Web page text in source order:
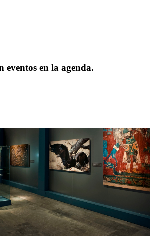
eventos en la agenda.